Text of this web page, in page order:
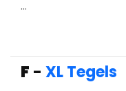
...
F - XL Tegels